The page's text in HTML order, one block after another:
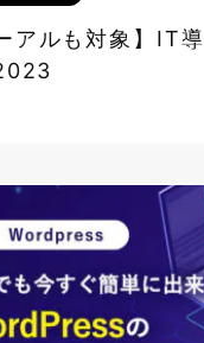
アルも対象】IT導